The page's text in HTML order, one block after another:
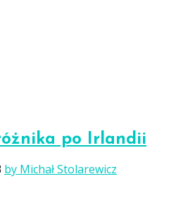
po Irlandii
by Michał Stolarewicz